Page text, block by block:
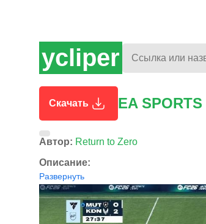
ycliper
Скачать EA
Автор: Return to Zero
Описание:
Развернуть